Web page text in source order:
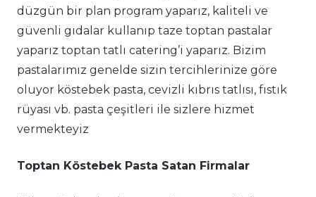
düzgün bir plan program yaparız, kaliteli ve
güvenli gıdalar kullanıp taze toptan pastalar
yaparız toptan tatlı catering’i yaparız. Bizim
pastalarımız genelde sizin tercihlerinize göre
oluyor köstebek pasta, cevizli kıbrıs tatlısı, fıstık
rüyası vb. pasta çeşitleri ile sizlere hizmet
vermekteyiz
Toptan Köstebek Pasta Satan Firmalar